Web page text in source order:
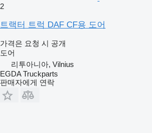
2
트랙터 트럭 DAF CF용 도어
가격은 요청 시 공개
도어
리투아니아, Vilnius
EGDA Truckparts
판매자에게 연락